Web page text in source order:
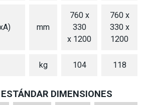
mm
760 x
330
x 1200
760 x
330 x
1200
kg 104 118
DIMENSIONES